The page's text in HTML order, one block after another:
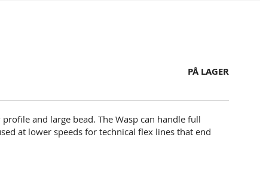
PÅ LAGER
and large bead. The Wasp can handle full
at lower speeds for technical flex lines that end